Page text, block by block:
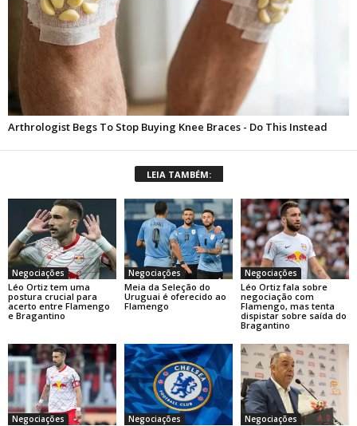
LEIA TAMBÉM:
Negociações
Léo Ortiz tem uma
postura crucial para
acerto entre Flamengo
e Bragantino
Negociações
Meia da Seleção do
Uruguai é oferecido ao
Flamengo
Negociações
Léo Ortiz fala sobre
negociação com
Flamengo, mas tenta
dispistar sobre saída do
Bragantino
Negociações Negociações Negociações